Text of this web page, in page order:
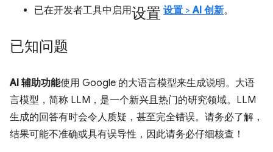
已在开发者工具中启用设置 设置 >AI 创新。
已知问题
AI 辅助功能使用 Google 的大语言模型来生成说明。大语
言模型，简称 LLM，是一个新兴且热门的研究领域。LLM
生成的回答有时会令人质疑，甚至完全错误。请务必了解，
结果可能不准确或具有误导性，因此请务必仔细核查！